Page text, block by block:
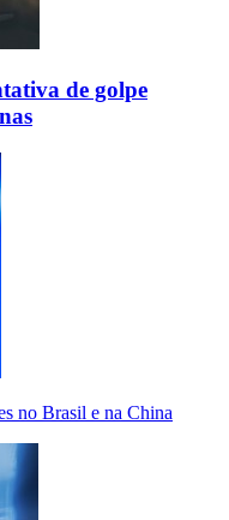
de golpe
no Brasil e na China